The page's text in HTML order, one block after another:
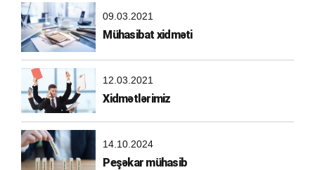
09.03.2021
Mühasibat xidməti
12.03.2021
Xidmətlərimiz
14.10.2024
Peşəkar mühasib